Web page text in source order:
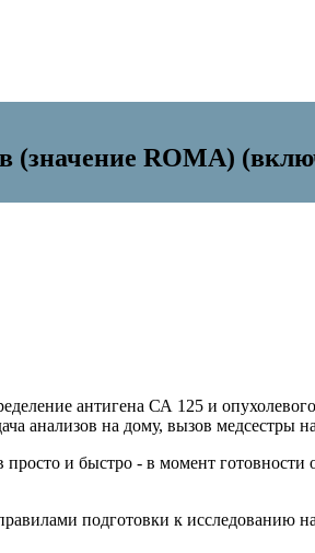
(значение ROMA)
антигена СА 125 и
анализов на дому, вызов медсестры
и быстро - в момент
подготовки к исследованию